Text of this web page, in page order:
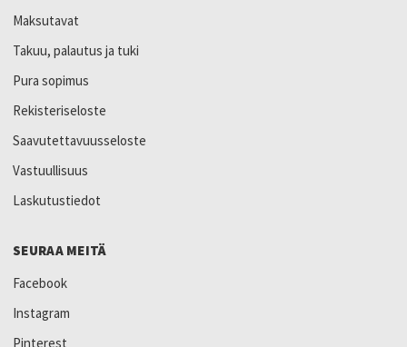
Maksutavat
Takuu, palautus ja tuki
Pura sopimus
Rekisteriseloste
Saavutettavuusseloste
Vastuullisuus
Laskutustiedot
SEURAA MEITÄ
Facebook
Instagram
Pinterest